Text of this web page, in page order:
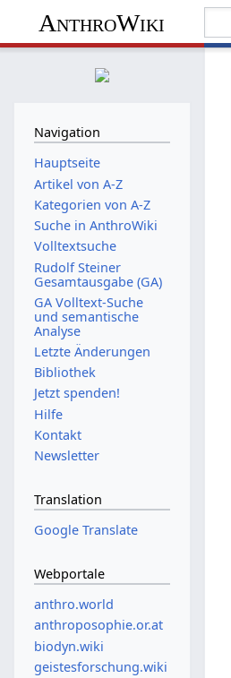
AnthroWiki
Navigation
Hauptseite
Artikel von A-Z
Kategorien von A-Z
Suche in AnthroWiki
Volltextsuche
Rudolf Steiner
Gesamtausgabe (GA)
GA Volltext-Suche
und semantische
Analyse
Letzte Änderungen
Bibliothek
Jetzt spenden!
Hilfe
Kontakt
Newsletter
Translation
Google Translate
Webportale
anthro.world
anthroposophie.or.at
biodyn.wiki
geistesforschung.wiki